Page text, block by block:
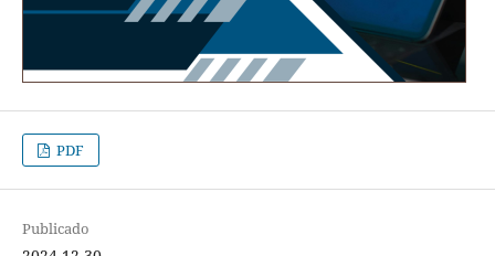
PDF
Publicado